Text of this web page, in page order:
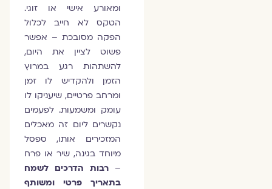
ומאורע אישי או זוגי.
הטקס לא חייב לכלול
הפקה מסובכת – אפשר
פשוט לציין את היום,
להשתהות רגע במרוץ
הזמן ולהקדיש לו זמן
ומרחב פרטיים, שיעניקו לו
עומק ומשמעות. לפעמים
נקשרים ליום זה מאכלים
המזכירים אותו, ספסל
מיוחד בגינה, שיר או פרח
–רבות הדרכים לשמח
בתאריך פרטי ומשותף